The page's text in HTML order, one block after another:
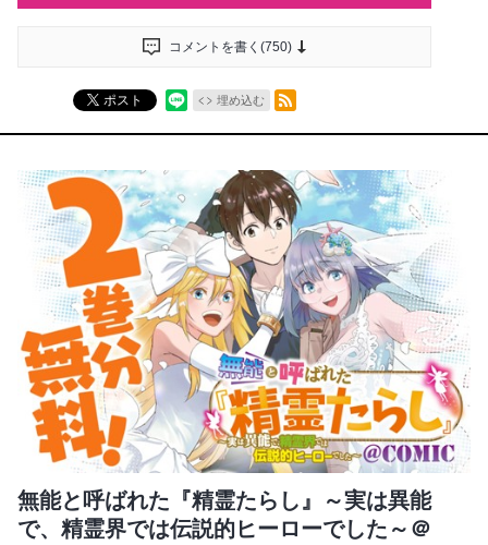
コメントを書く(750)
ポスト 埋め込む
RSSフィード
無能と呼ばれた『精霊たらし』～実は異能
で、精霊界では伝説的ヒーローでした～＠